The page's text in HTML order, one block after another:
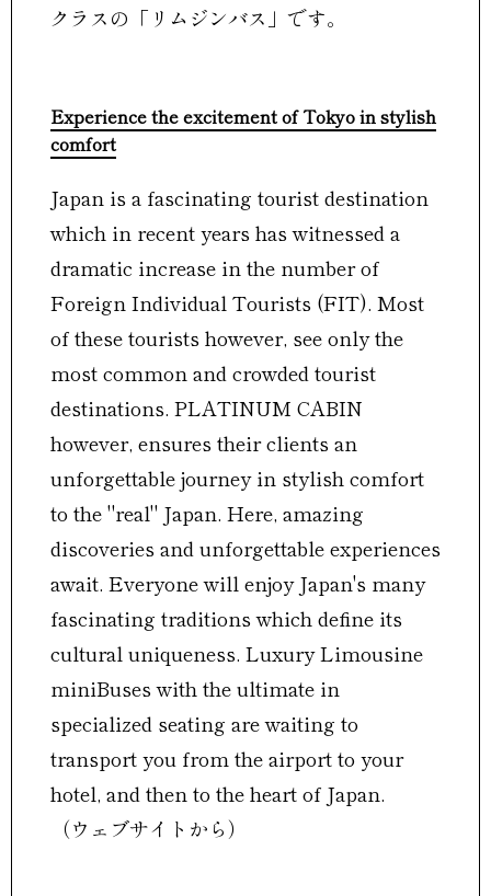
クラスの「リムジンバス」です。
Experience the excitement of Tokyo in stylish
comfort
Japan is a fascinating tourist destination
which in recent years has witnessed a
dramatic increase in the number of
Foreign Individual Tourists (FIT). Most
of these tourists however, see only the
most common and crowded tourist
destinations. PLATINUM CABIN
however, ensures their clients an
unforgettable journey in stylish comfort
to the "real" Japan. Here, amazing
discoveries and unforgettable experiences
await. Everyone will enjoy Japan's many
fascinating traditions which define its
cultural uniqueness. Luxury Limousine
miniBuses with the ultimate in
specialized seating are waiting to
transport you from the airport to your
hotel, and then to the heart of Japan.
（ウェブサイトから）